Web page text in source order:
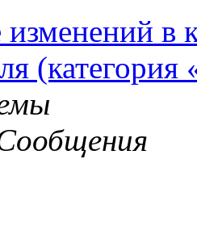
в
(категория